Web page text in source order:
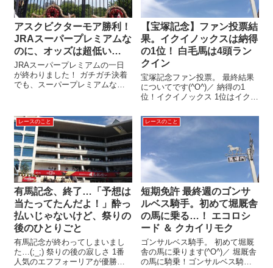
アスクビクターモア勝利！
JRAスーパープレミアムな
のに、オッズは超低い…
JRAスーパープレミアムの一日
が終わりました！ ガチガチ決着
でも、スーパープレミアムな
りのレースもあれば、穴馬が上
位独占というレースもありまし
たね。 人気通りのレースとして
は…。...
【宝塚記念】ファン投票結
果。イクイノックスは納得
の1位！ 白毛馬は4頭ラン
クイン
宝塚記念ファン投票。 最終結果
についてです(^O^)／ 納得の1
位！イクイノックス 1位はイクイ
多の得票数とのこと！ レースで
も断然人気が予想されますが、
みんなの期待にこたえてくれる
レースのこと
有馬記念、終了…「予想は
当たってたんだよ！」酔っ
払いじゃないけど、祭りの
後のひとりごと
有馬記念が終わってしまいまし
た…(;_;) 祭りの後の寂しさ 1番
人気のエフフォーリアが優勝
レースのこと
短期免許 最終週のゴンサ
ルベス騎手。初めて堀厩舎
の馬に乗る…！ エコロシ
ード ＆ クカイリモク
ゴンサルベス騎手。 初めて堀厩
舎の馬に乗ります(^O^)／ 堀厩舎
の馬に騎乗！ゴンサルベス騎手